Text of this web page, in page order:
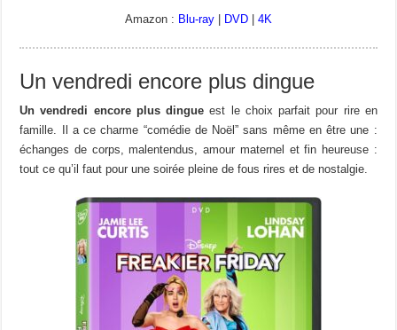
Amazon : Blu-ray| DVD| 4K
Un vendredi encore plus dingue
Un vendredi encore plus dingue est le choix parfait pour rire en
famille. Il a ce charme “comédie de Noël” sans même en être une :
échanges de corps, malentendus, amour maternel et fin heureuse :
tout ce qu’il faut pour une soirée pleine de fous rires et de nostalgie.